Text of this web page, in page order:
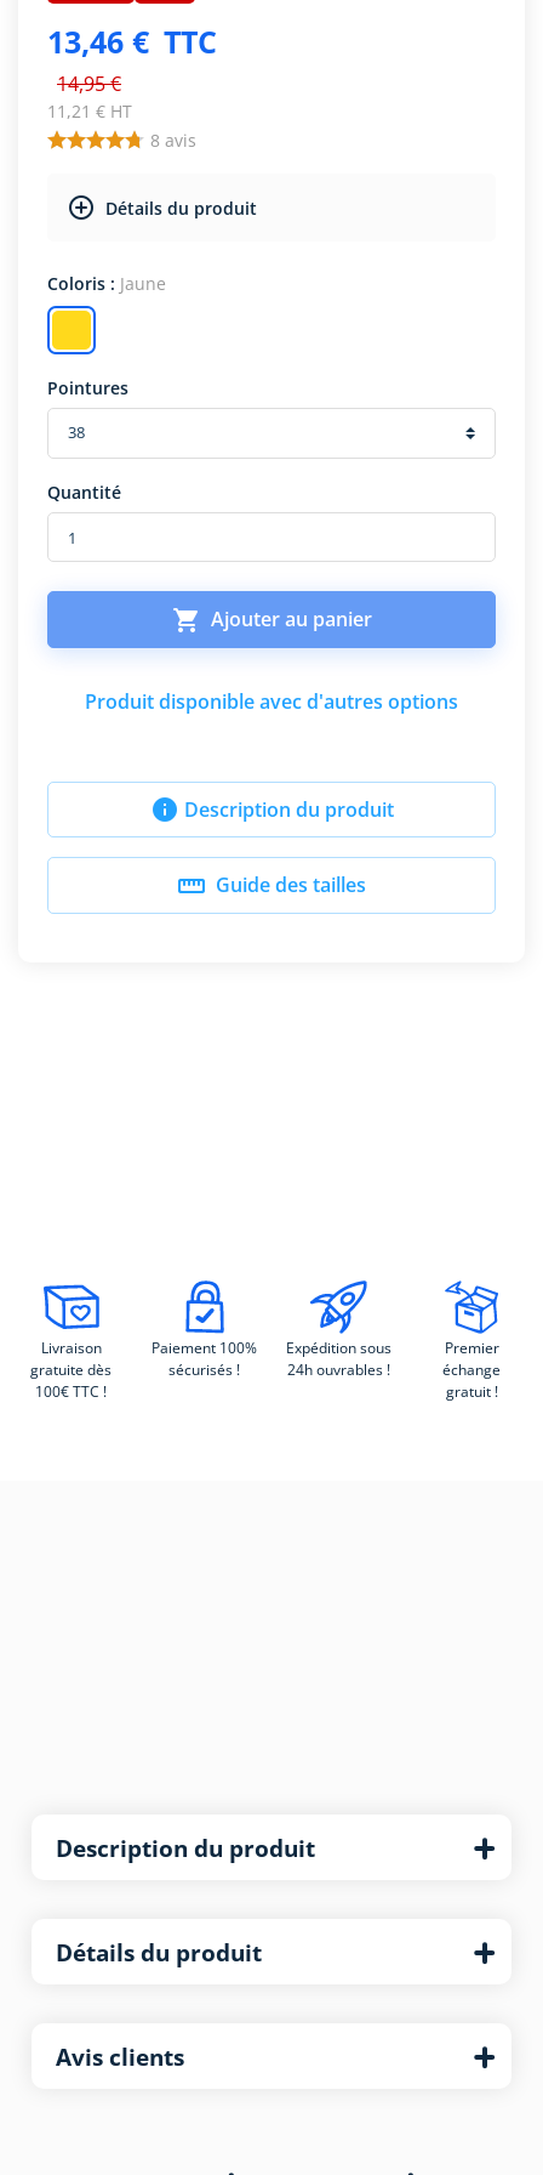
13,46 € TTC
14,95 €
11,21 € HT
8 avis
Détails du produit
Coloris : Jaune
Pointures
Quantité
 Ajouter au panier
Produit disponible avec d'autres options
 Description du produit
 Guide des tailles
Livraison
gratuite dès
100€ TTC !
Paiement 100%
sécurisés !
Expédition sous
24h ouvrables !
Premier
échange
gratuit !
Description du produit
Détails du produit
Avis clients